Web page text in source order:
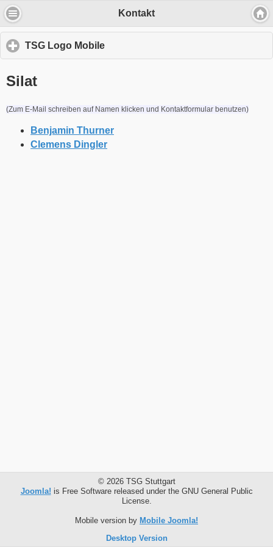
Wir verwenden Cookies, um Inhalte zu
Website zu analysieren.
Durch die Nutzung unserer Dienste erklärst Du Dich mit dem
Einsatz von Cookies einverstanden
Kontakt
TSG Logo Mobile
to
Silat
(Zum E-Mail schreiben auf Namen klicken und Kontaktformular benutzen)
Benjamin Thurner
Clemens Dingler
© 2026 TSG Stuttgart
Joomla! is Free Software released under the GNU General Public
License.
Mobile version by Mobile Joomla!
Desktop Version